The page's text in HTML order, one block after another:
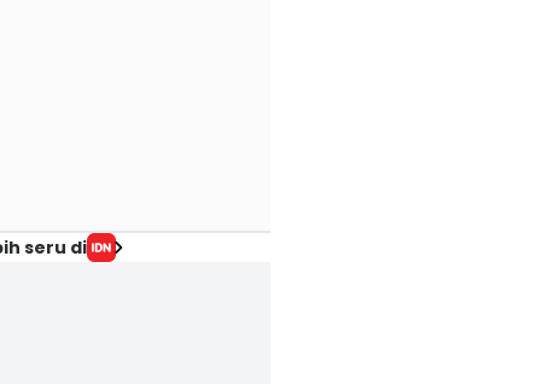
seru di